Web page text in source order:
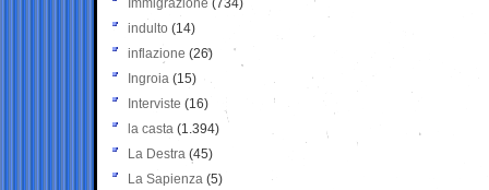
Immigrazione (734)
indulto (14)
inflazione (26)
Ingroia (15)
Interviste (16)
la casta (1.394)
La Destra (45)
La Sapienza (5)